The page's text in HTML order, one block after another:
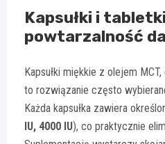
Kapsułki i
powtarzalność
Kapsułki miękkie z olejem
to rozwiązanie często
Każda kapsułka zawiera
IU, 4000 IU), co praktycznie